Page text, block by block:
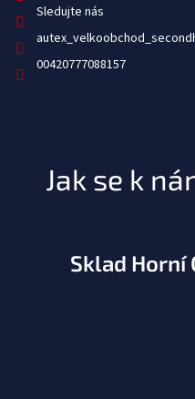
Sledujte nás
00420777088157
Jak se k
Sklad Horní